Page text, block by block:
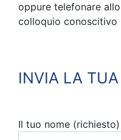
oppure telefonare
colloquio conoscitivo
INVIA LA
Il tuo nome (richiesto)